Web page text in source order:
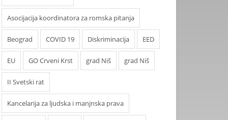
Asocijacija koordinatora za romska pitanja
Beograd COVID 19 Diskriminacija EED
EU GO Crveni Krst grad Niš grad Niš
II Svetski rat
Kancelarija za ljudska i manjnska prava